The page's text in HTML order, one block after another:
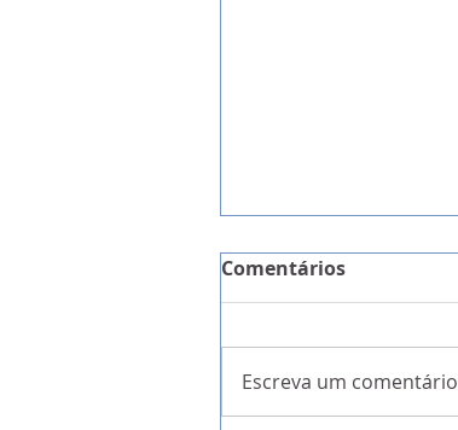
Comentários
Escreva um comentário